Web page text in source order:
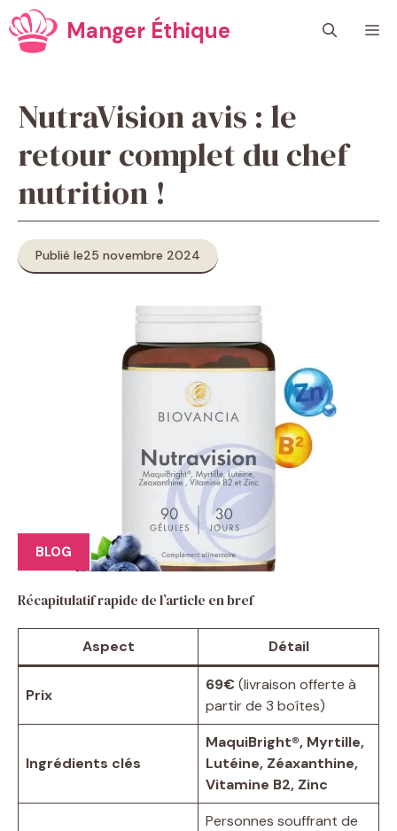
Aller
au
contenu
Manger Éthique
NutraVision avis : le
retour complet du chef
nutrition !
Publié le25 novembre 2024
BLOG
Récapitulatif rapide de l’article en bref
Aspect Détail
Prix
69€ (livraison offerte à
partir de 3 boîtes)
Ingrédients clés
MaquiBright®, Myrtille,
Lutéine, Zéaxanthine,
Vitamine B2, Zinc
Personnes souffrant de